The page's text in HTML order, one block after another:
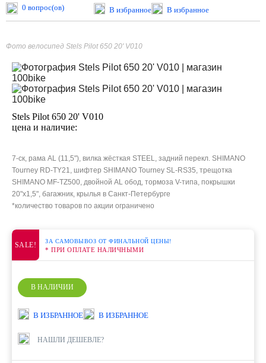
0 вопрос(ов) В избранное В избранное
Фото велосипед Stels Pilot 650 20' V010
Stels Pilot 650 20' V010
цена и наличие:
7-ск, рама AL (11,5"), вилка жёсткая STEEL, задний перекл. SHIMANO
Tourney RD-TY21, шифтер SHIMANO Tourney SL-RS35, трещотка
SHIMANO MF-TZ500, двойной AL обод, тормоза V-типа, покрышки
20"x1,5", багажник, крылья в Санкт-Петербурге
*количество товаров по акции ограничено
SALE! ЗА САМОВЫВОЗ ОТ ФИНАЛЬНОЙ ЦЕНЫ!
* ПРИ ОПЛАТЕ НАЛИЧНЫМИ
В НАЛИЧИИ
В ИЗБРАННОЕ В ИЗБРАННОЕ
НАШЛИ ДЕШЕВЛЕ?